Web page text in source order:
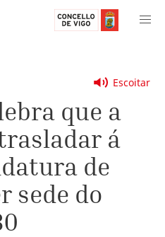
Escoitar
que a
á
de
sede do